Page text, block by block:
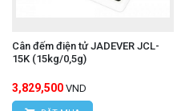
Cân đếm điện tử JADEVER JCL-
15K (15kg/0,5g)
3,829,500 VND